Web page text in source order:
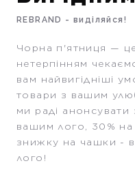
REBRAND - виділяйся!
Чорна п'ятниця —
нетерпінням
вам найвигідніші
товари з вашим
ми раді
вашим лого, 30% на
знижку на чашки -
лого!